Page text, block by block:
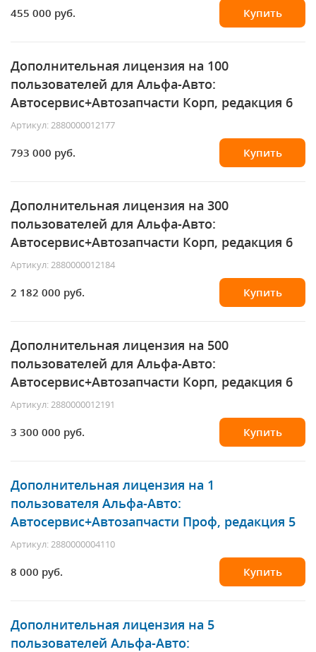
455 000 руб. Купить
Дополнительная лицензия на 100
пользователей для Альфа-Авто:
Автосервис+Автозапчасти Корп, редакция 6
Артикул: 2880000012177
793 000 руб. Купить
Дополнительная лицензия на 300
пользователей для Альфа-Авто:
Автосервис+Автозапчасти Корп, редакция 6
Артикул: 2880000012184
2 182 000 руб. Купить
Дополнительная лицензия на 500
пользователей для Альфа-Авто:
Автосервис+Автозапчасти Корп, редакция 6
Артикул: 2880000012191
3 300 000 руб. Купить
Дополнительная лицензия на 1
пользователя Альфа-Авто:
Автосервис+Автозапчасти Проф, редакция 5
Артикул: 2880000004110
8 000 руб. Купить
Дополнительная лицензия на 5
пользователей Альфа-Авто: